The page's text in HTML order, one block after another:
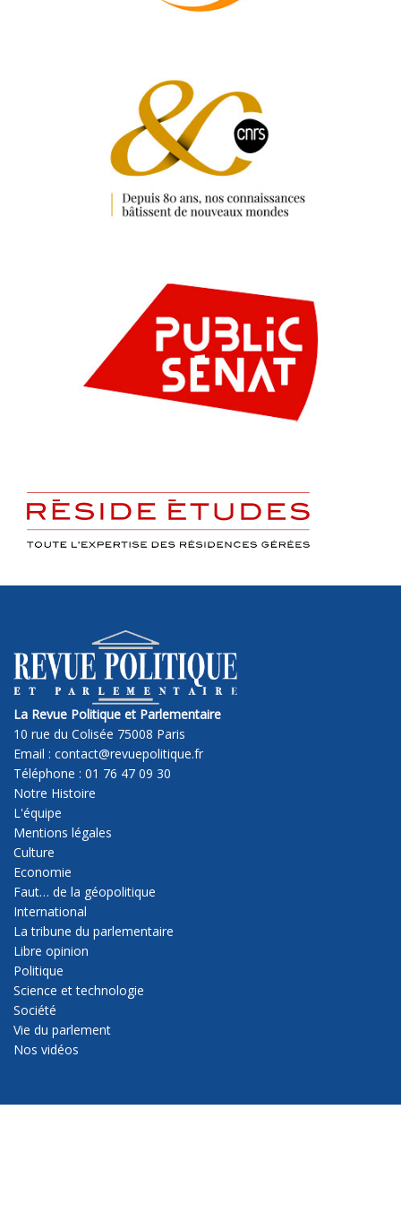
La Revue Politique et Parlementaire
10 rue du Colisée 75008 Paris
Email : contact@revuepolitique.fr
Téléphone : 01 76 47 09 30
Notre Histoire
L'équipe
Mentions légales
Culture
Economie
Faut… de la géopolitique
International
La tribune du parlementaire
Libre opinion
Politique
Science et technologie
Société
Vie du parlement
Nos vidéos